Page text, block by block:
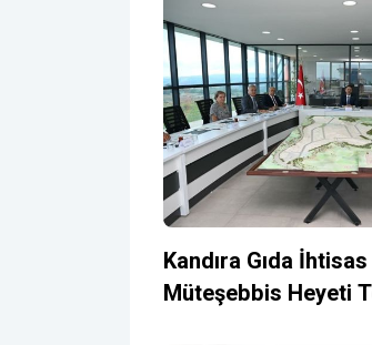
Kandıra Gıda
Müteşebbis Heyeti